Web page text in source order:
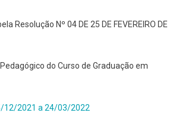
Resolução Nº 04 DE 25 DE FEVEREIRO DE
do Curso de Graduação em
12/2021 a 24/03/2022